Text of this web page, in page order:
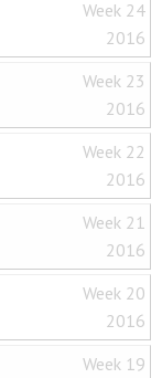
Week 24
2016
Week 23
2016
Week 22
2016
Week 21
2016
Week 20
2016
Week 19